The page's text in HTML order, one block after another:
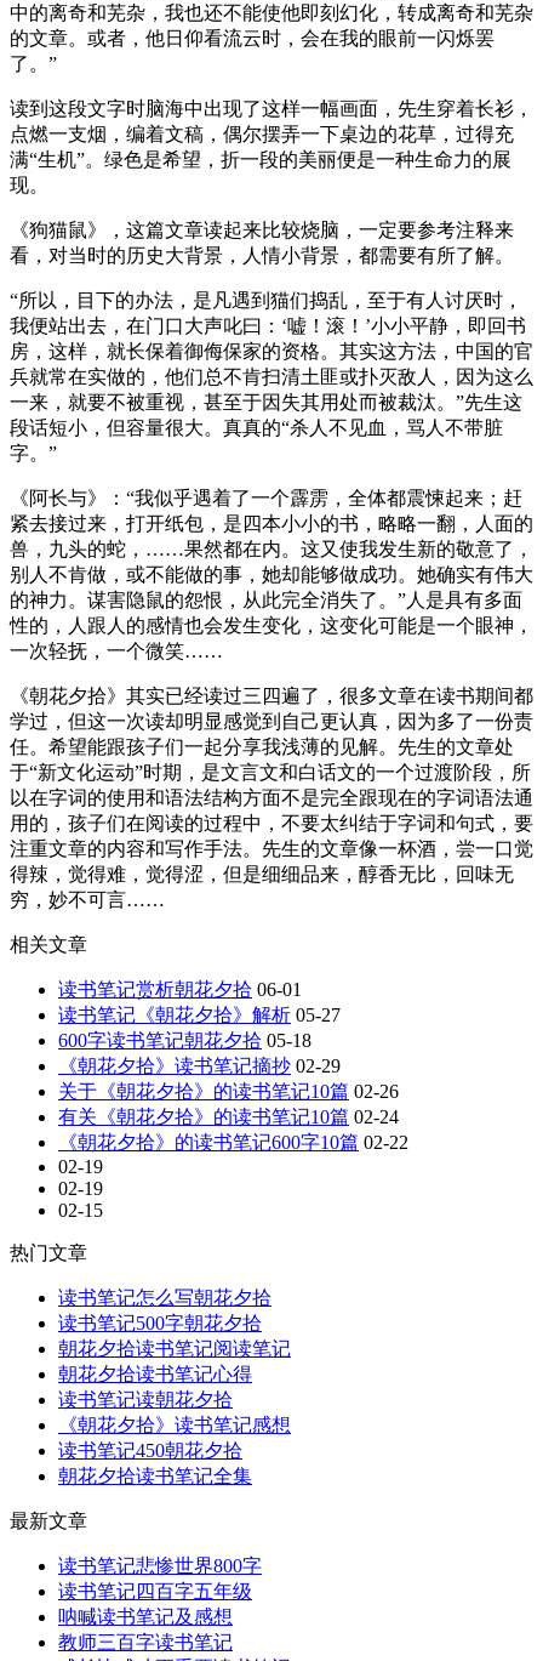
中的离奇和芜杂，我也还不能使他即刻幻化，转成离奇和芜杂
的文章。或者，他日仰看流云时，会在我的眼前一闪烁罢
了。”
读到这段文字时脑海中出现了这样一幅画面，先生穿着长衫，
点燃一支烟，编着文稿，偶尔摆弄一下桌边的花草，过得充
满“生机”。绿色是希望，折一段的美丽便是一种生命力的展
现。
《狗猫鼠》，这篇文章读起来比较烧脑，一定要参考注释来
看，对当时的历史大背景，人情小背景，都需要有所了解。
“所以，目下的办法，是凡遇到猫们捣乱，至于有人讨厌时，
我便站出去，在门口大声叱曰：‘嘘！滚！’小小平静，即回书
房，这样，就长保着御侮保家的资格。其实这方法，中国的官
兵就常在实做的，他们总不肯扫清土匪或扑灭敌人，因为这么
一来，就要不被重视，甚至于因失其用处而被裁汰。”先生这
段话短小，但容量很大。真真的“杀人不见血，骂人不带脏
字。”
《阿长与》：“我似乎遇着了一个霹雳，全体都震悚起来；赶
紧去接过来，打开纸包，是四本小小的书，略略一翻，人面的
兽，九头的蛇，……果然都在内。这又使我发生新的敬意了，
别人不肯做，或不能做的事，她却能够做成功。她确实有伟大
的神力。谋害隐鼠的怨恨，从此完全消失了。”人是具有多面
性的，人跟人的感情也会发生变化，这变化可能是一个眼神，
一次轻抚，一个微笑……
《朝花夕拾》其实已经读过三四遍了，很多文章在读书期间都
学过，但这一次读却明显感觉到自己更认真，因为多了一份责
任。希望能跟孩子们一起分享我浅薄的见解。先生的文章处
于“新文化运动”时期，是文言文和白话文的一个过渡阶段，所
以在字词的使用和语法结构方面不是完全跟现在的字词语法通
用的，孩子们在阅读的过程中，不要太纠结于字词和句式，要
注重文章的内容和写作手法。先生的文章像一杯酒，尝一口觉
得辣，觉得难，觉得涩，但是细细品来，醇香无比，回味无
穷，妙不可言……
相关文章
读书笔记赏析朝花夕拾 06-01
读书笔记《朝花夕拾》解析 05-27
600字读书笔记朝花夕拾 05-18
《朝花夕拾》读书笔记摘抄 02-29
关于《朝花夕拾》的读书笔记10篇 02-26
有关《朝花夕拾》的读书笔记10篇 02-24
《朝花夕拾》的读书笔记600字10篇 02-22
02-19
02-19
02-15
热门文章
读书笔记怎么写朝花夕拾
读书笔记500字朝花夕拾
朝花夕拾读书笔记阅读笔记
朝花夕拾读书笔记心得
读书笔记读朝花夕拾
《朝花夕拾》读书笔记感想
读书笔记450朝花夕拾
朝花夕拾读书笔记全集
最新文章
读书笔记悲惨世界800字
读书笔记四百字五年级
呐喊读书笔记及感想
教师三百字读书笔记